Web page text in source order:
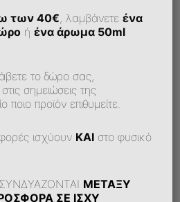
των 40€, λαμβάνετεένα
ήένα άρωμα 50ml
το δώρο σας,
σημειώσεις της
προϊόν επιθυμείτε.
ισχύουν ΚΑΙ στο φυσικό
ΣΥΝΔΥΑΖΟΝΤΑΙ ΜΕΤΑΞΥ
ΣΕ ΙΣΧΥ